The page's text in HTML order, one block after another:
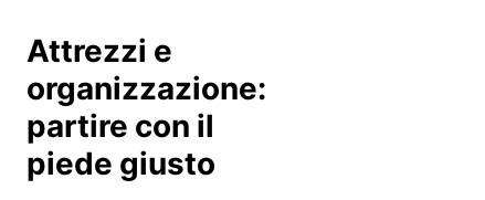
Attrezzi e
organizzazione:
partire con il
piede giusto